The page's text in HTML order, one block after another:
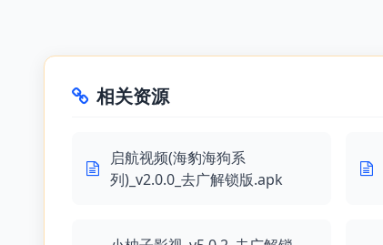
相关资源
启航视频(海豹海狗系
列)_v2.0.0_去广解锁版.apk